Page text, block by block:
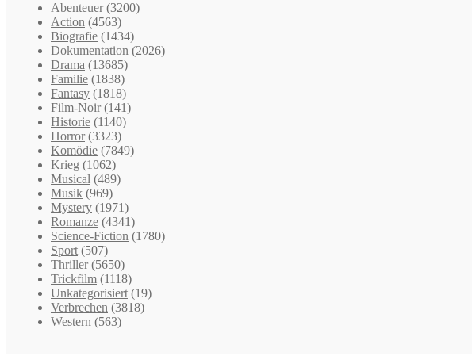
Abenteuer (3200)
Action (4563)
Biografie (1434)
Dokumentation (2026)
Drama (13685)
Familie (1838)
Fantasy (1818)
Film-Noir (141)
Historie (1140)
Horror (3323)
Komödie (7849)
Krieg (1062)
Musical (489)
Musik (969)
Mystery (1971)
Romanze (4341)
Science-Fiction (1780)
Sport (507)
Thriller (5650)
Trickfilm (1118)
Unkategorisiert (19)
Verbrechen (3818)
Western (563)